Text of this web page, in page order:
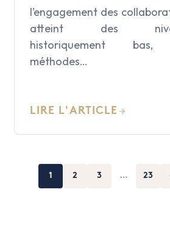
objectifs longs
l’engagement des
atteint des
historiquement
méthodes…
LIRE L'ARTICLE
1 2 3 … 23